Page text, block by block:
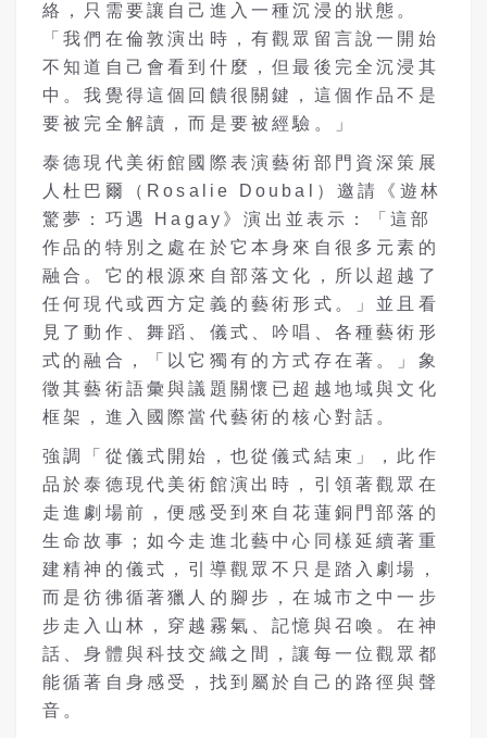
絡，只需要讓自己進入一種沉浸的狀態。
「我們在倫敦演出時，有觀眾留言說一開始
不知道自己會看到什麼，但最後完全沉浸其
中。我覺得這個回饋很關鍵，這個作品不是
要被完全解讀，而是要被經驗。」
泰德現代美術館國際表演藝術部門資深策展
人杜巴爾（Rosalie Doubal）邀請《遊林
驚夢：巧遇 Hagay》演出並表示：「這部
作品的特別之處在於它本身來自很多元素的
融合。它的根源來自部落文化，所以超越了
任何現代或西方定義的藝術形式。」並且看
見了動作、舞蹈、儀式、吟唱、各種藝術形
式的融合，「以它獨有的方式存在著。」象
徵其藝術語彙與議題關懷已超越地域與文化
框架，進入國際當代藝術的核心對話。
強調「從儀式開始，也從儀式結束」，此作
品於泰德現代美術館演出時，引領著觀眾在
走進劇場前，便感受到來自花蓮銅門部落的
生命故事；如今走進北藝中心同樣延續著重
建精神的儀式，引導觀眾不只是踏入劇場，
而是彷彿循著獵人的腳步，在城市之中一步
步走入山林，穿越霧氣、記憶與召喚。在神
話、身體與科技交織之間，讓每一位觀眾都
能循著自身感受，找到屬於自己的路徑與聲
音。